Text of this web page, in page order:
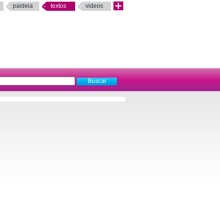
paideia textos videos